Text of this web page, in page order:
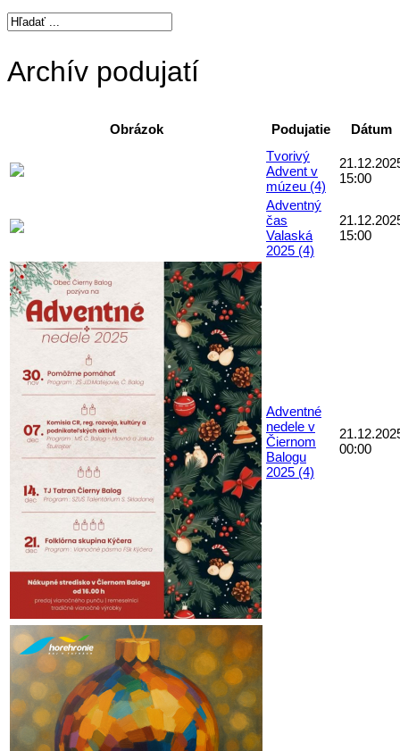
Archív podujatí
Obrázok Podujatie
Dátum
Tvorivý
Advent v
múzeu (4)
15:00
Adventný
čas
Valaská
2025 (4)
15:00
Adventné
nedele v
Čiernom
Balogu
2025 (4)
00:00